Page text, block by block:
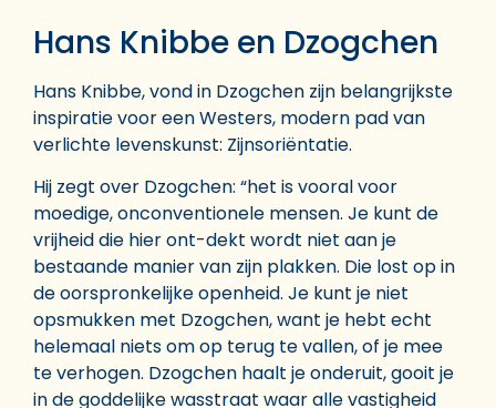
Hans Knibbe en Dzogchen
Hans Knibbe, vond in Dzogchen zijn belangrijkste
inspiratie voor een Westers, modern pad van
verlichte levenskunst: Zijnsoriëntatie.
Hij zegt over Dzogchen: “het is vooral voor
moedige, onconventionele mensen. Je kunt de
vrijheid die hier ont-dekt wordt niet aan je
bestaande manier van zijn plakken. Die lost op in
de oorspronkelijke openheid. Je kunt je niet
opsmukken met Dzogchen, want je hebt echt
helemaal niets om op terug te vallen, of je mee
te verhogen. Dzogchen haalt je onderuit, gooit je
in de goddelijke wasstraat waar alle vastigheid